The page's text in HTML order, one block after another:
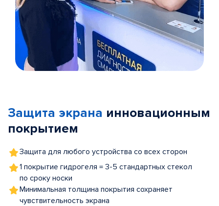
5
Защита экрана инновационным
покрытием
Защита для любого устройства со всех сторон
1 покрытие гидрогеля = 3-5 стандартных стекол
по сроку носки
Минимальная толщина покрытия сохраняет
чувствительность экрана